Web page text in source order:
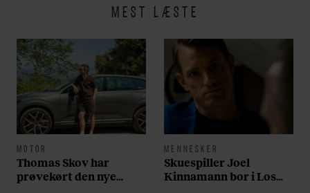
MEST LÆSTE
MOTOR
Thomas Skov har
prøvekørt den nye
MENNESKER
Skuespiller Joel
Kinnamann bor i Los